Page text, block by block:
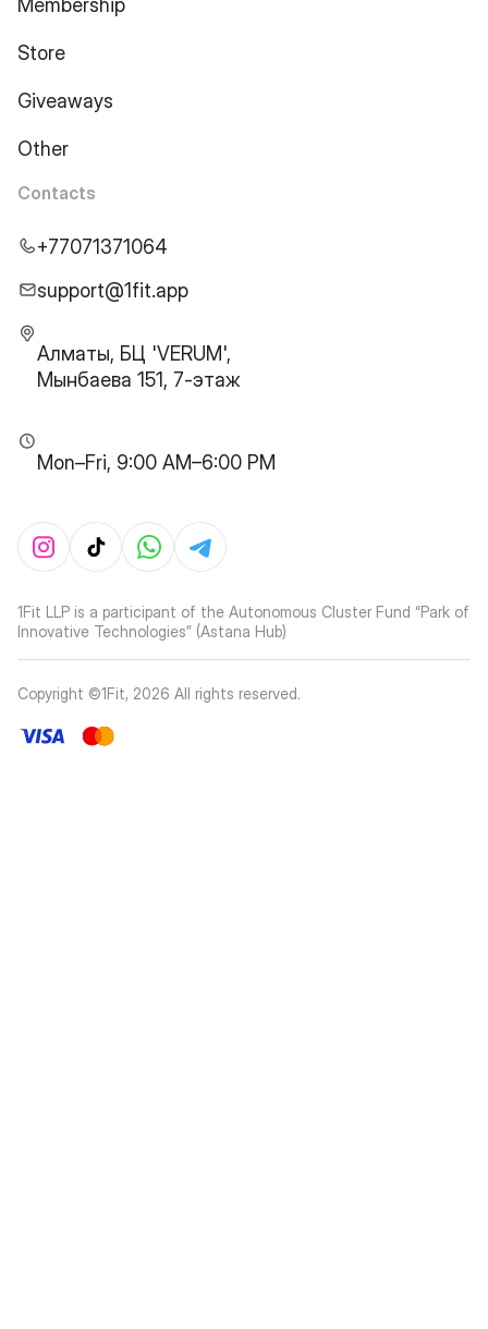
Membership
Store
Giveaways
Other
Contacts
+77071371064
support@1fit.app
Алматы, БЦ 'VERUM',
Мынбаева 151, 7-этаж
Mon–Fri, 9:00 AM–6:00 PM
1Fit LLP is a participant of the Autonomous Cluster Fund “Park of
Innovative Technologies” (Astana Hub)
Copyright ©1Fit, 2026 All rights reserved.